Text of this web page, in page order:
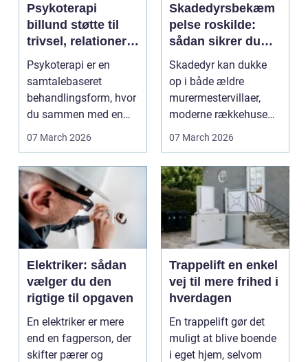
Psykoterapi
billund støtte til
trivsel, relationer
og hverdagsliv
Psykoterapi er en
samtalebaseret
behandlingsform, hvor
du sammen med en
professionel arbejder
07 March 2026
Skadedyrsbekæm
pelse roskilde:
sådan sikrer du
hjem og
virksomhed mod
uønskede gæster
Skadedyr kan dukke
op i både ældre
murermestervillaer,
moderne rækkehuse
og større
07 March 2026
Elektriker: sådan
vælger du den
rigtige til opgaven
En elektriker er mere
end en fagperson, der
skifter pærer og
Trappelift en enkel
vej til mere frihed i
hverdagen
En trappelift gør det
muligt at blive boende
i eget hjem, selvom